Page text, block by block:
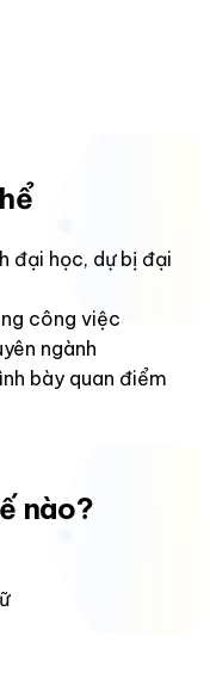
đại học, dự bị đại
công việc
ngành
bày quan điểm
nào?